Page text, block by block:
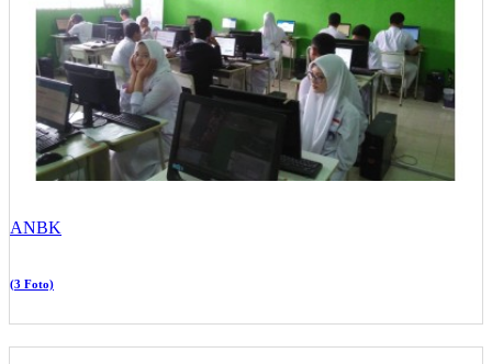
ANBK
(3 Foto)